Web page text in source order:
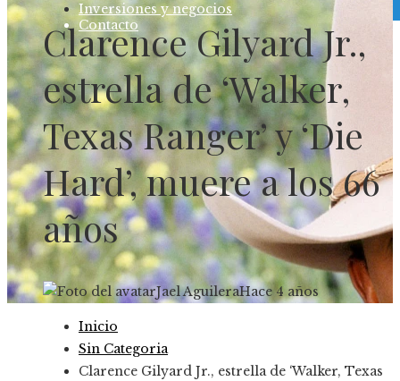
Contacto
Inversiones y negocios
Clarence Gilyard Jr.,
estrella de ‘Walker,
Texas Ranger’ y ‘Die
Hard’, muere a los 66
años
Jael AguileraHace 4 años
Inicio
Sin Categoria
Clarence Gilyard Jr., estrella de ‘Walker, Texas